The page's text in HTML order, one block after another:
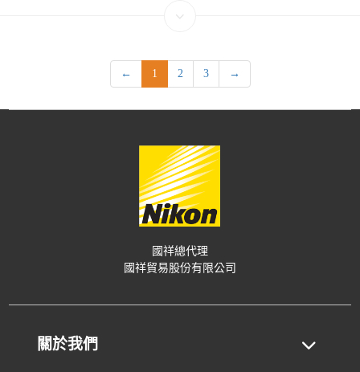
← 1 2 3 →
國祥總代理
國祥貿易股份有限公司
關於我們